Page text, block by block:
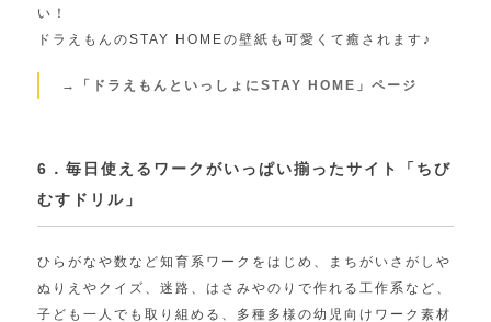
い！
ドラえもんのSTAY HOMEの壁紙も可愛くて癒されます♪
→「ドラえもんといっしょにSTAY HOME」ページ
6．毎日使えるワークがいっぱい揃ったサイト「ちび
むすドリル」
ひらがなや数など知育系ワークをはじめ、まちがいさがしや
ぬりえやクイズ、迷路、はさみやのりで作れる工作系など、
子ども一人でも取り組める、多種多様の幼児向けワーク素材